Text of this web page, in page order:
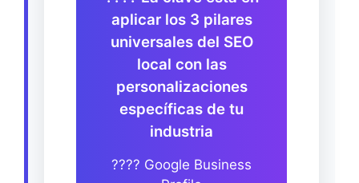
aplicar los 3 pilares
universales del SEO
local con las
personalizaciones
específicas de tu
industria
???? Google Business